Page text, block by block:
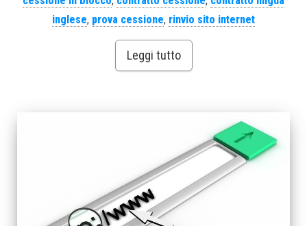
inglese, prova cessione, rinvio sito internet
Leggi tutto